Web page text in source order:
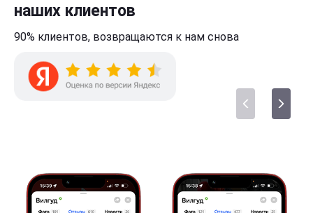
наших клиентов
90% клиентов, возвращаются к нам снова